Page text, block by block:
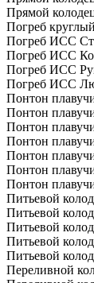
Прямой
Погреб
Погреб ИСС
Погреб ИСС
Погреб ИСС
Погреб ИСС
Понтон
Понтон
Понтон
Понтон
Понтон
Понтон
Понтон
Питьевой
Питьевой
Питьевой
Питьевой
Питьевой
Переливной